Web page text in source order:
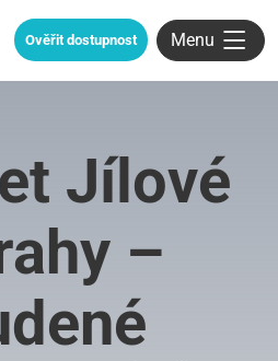
Ověřit dostupnost Menu
Jílové
–